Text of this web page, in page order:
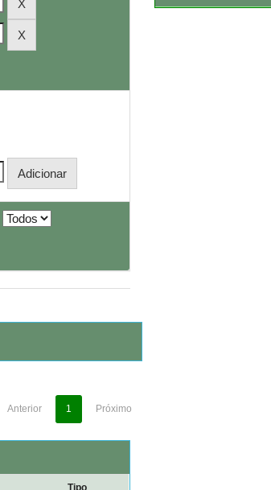
Anterior 1 Próximo
Tipo